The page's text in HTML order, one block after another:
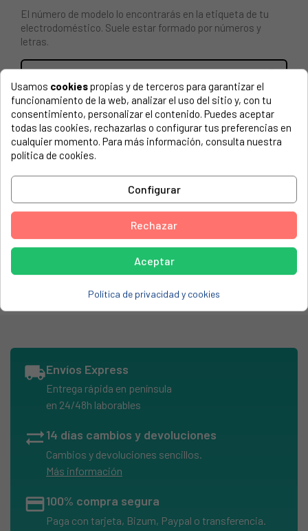
El número de modelo lo encontrarás en la etiqueta de tu
electrodoméstico. Suele estar formado por números y
letras.
TAMBOR COMPLETO CON EJE PARA LAVADORA VESTEL.
ADMIRAL, 642CA1 (5300033272 10615055)
ADMIRAL, 842CA3 (5300033273 10615056)
ADMIRAL, ADFF0642CA1 (5300039516 10616910)
ADMIRAL, ADFF0642CA1 (5300040274 10616910)
ADMIRAL, ADFF0642CA1 (5300053662 10616910)
ADMIRAL, ADFF0642CA1 (5300057795 10616910)
ADMIRAL, ADFF0642CA1 (5300062258 10616910)
ADMIRAL, ADFF0842CA3 (5300040187 10617103)
ADMIRAL, ADFF0842CA3 (5300053661 10617103)
ADMIRAL, ADKP84248 (5300122530 10623141)
ADMIRAL, ADKP84248 (5300139425 10623141)
ADMIRAL, ADKP84248 (5300197865 10623141)
ADMIRAL, ADKP84248 (5300206954 10623141)
ADMIRAL, ADKP85 (5300216350 10631016)
local_shippingEnvíos Express
Entrega rápida en península
en 24/48h laborables
sync_alt14 días cambios y devoluciones
Cambios y devoluciones sencillos.
Más información
credit_card100% compra segura
Paga con tarjeta, Bizum, Paypal o transferencia.
Usamos cookiespropias y de terceros para garantizar el
funcionamiento de la web, analizar el uso del sitio y, con tu
consentimiento, personalizar el contenido. Puedes aceptar
todas las cookies, rechazarlas o configurar tus preferencias en
cualquier momento. Para más información, consulta nuestra
política de cookies.
Configurar
Rechazar
Aceptar
Política de privacidad y cookies